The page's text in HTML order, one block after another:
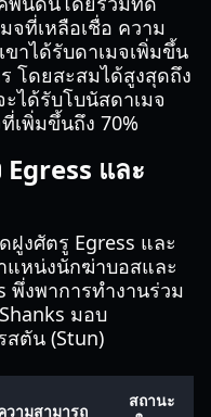
จที่เหลือเชื่อ ความ
าได้รับดาเมจเพิ่มขึ้น
โดยสะสมได้สูงสุดถึง
ได้รับโบนัสดาเมจ
เพิ่มขึ้นถึง 70%
Egress และ
ฝูงศัตรู Egress และ
แหน่งนักฆ่าบอสและ
งพาการทำงานร่วม
มอบ
สตัน (Stun)
ามสามารถ
สถานะ